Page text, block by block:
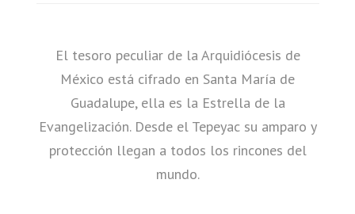
El tesoro peculiar de la Arquidiócesis de
México está cifrado en Santa María de
Guadalupe, ella es la Estrella de la
Evangelización. Desde el Tepeyac su amparo y
protección llegan a todos los rincones del
mundo.